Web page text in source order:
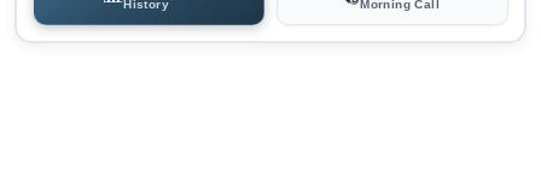
History Morning Call